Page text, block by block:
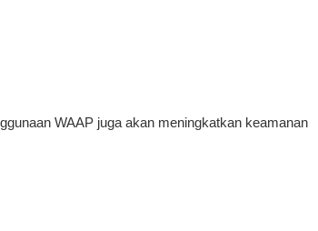
WAAP juga akan meningkatkan keamanan